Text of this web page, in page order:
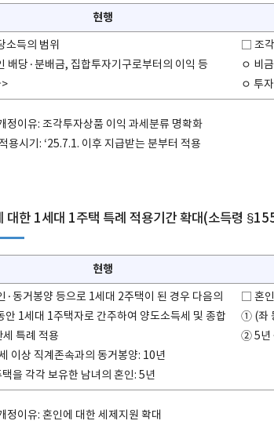
현행
소득의 범위
배당·분배금, 집합투자기구로부터의 이익 등
>
□ 조
ㅇ 비
ㅇ 투
정이유: 조각투자상품 이익 과세분류 명확화
적용시기: ‘25.7.1. 이후 지급받는 분부터 적용
대한 1세대 1주택 특례 적용기간 확대(소득령
현행
·동거봉양 등으로 1세대 2주택이 된 경우 다음의
안 1세대 1주택자로 간주하여 양도소득세 및 종합
세 특례 적용
이상 직계존속과의 동거봉양: 10년
을 각각 보유한 남녀의 혼인: 5년
□ 혼
① (좌
② 5년
정이유: 혼인에 대한 세제지원 확대